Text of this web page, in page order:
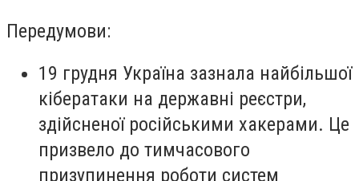
Передумови:
19 грудня Україна зазнала найбільшої
кібератаки на державні реєстри,
здійсненої російськими хакерами. Це
призвело до тимчасового
призупинення роботи систем